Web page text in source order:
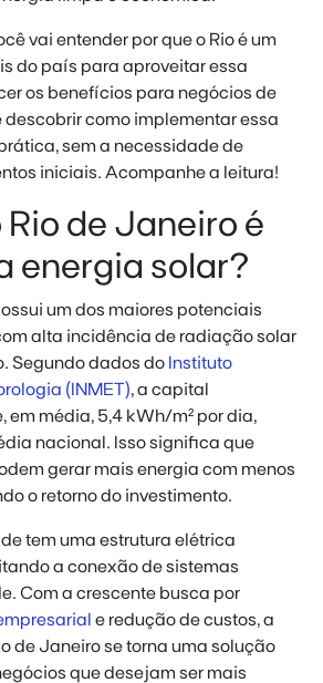
vai entender por que o Rio é um
do país para aproveitar essa
os benefícios para negócios de
descobrir como implementar essa
sem a necessidade de
iniciais. Acompanhe a leitura!
Rio de Janeiro é
energia solar?
um dos maiores potenciais
alta incidência de radiação solar
Segundo dados do Instituto
(INMET), a capital
em média, 5,4 kWh/m² por dia,
nacional. Isso significa que
gerar mais energia com menos
o retorno do investimento.
tem uma estrutura elétrica
a conexão de sistemas
Com a crescente busca por
e redução de custos, a
de Janeiro se torna uma solução
que desejam ser mais